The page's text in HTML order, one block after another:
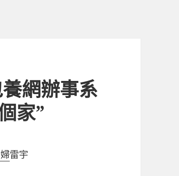
網辦事系
家”
雷宇